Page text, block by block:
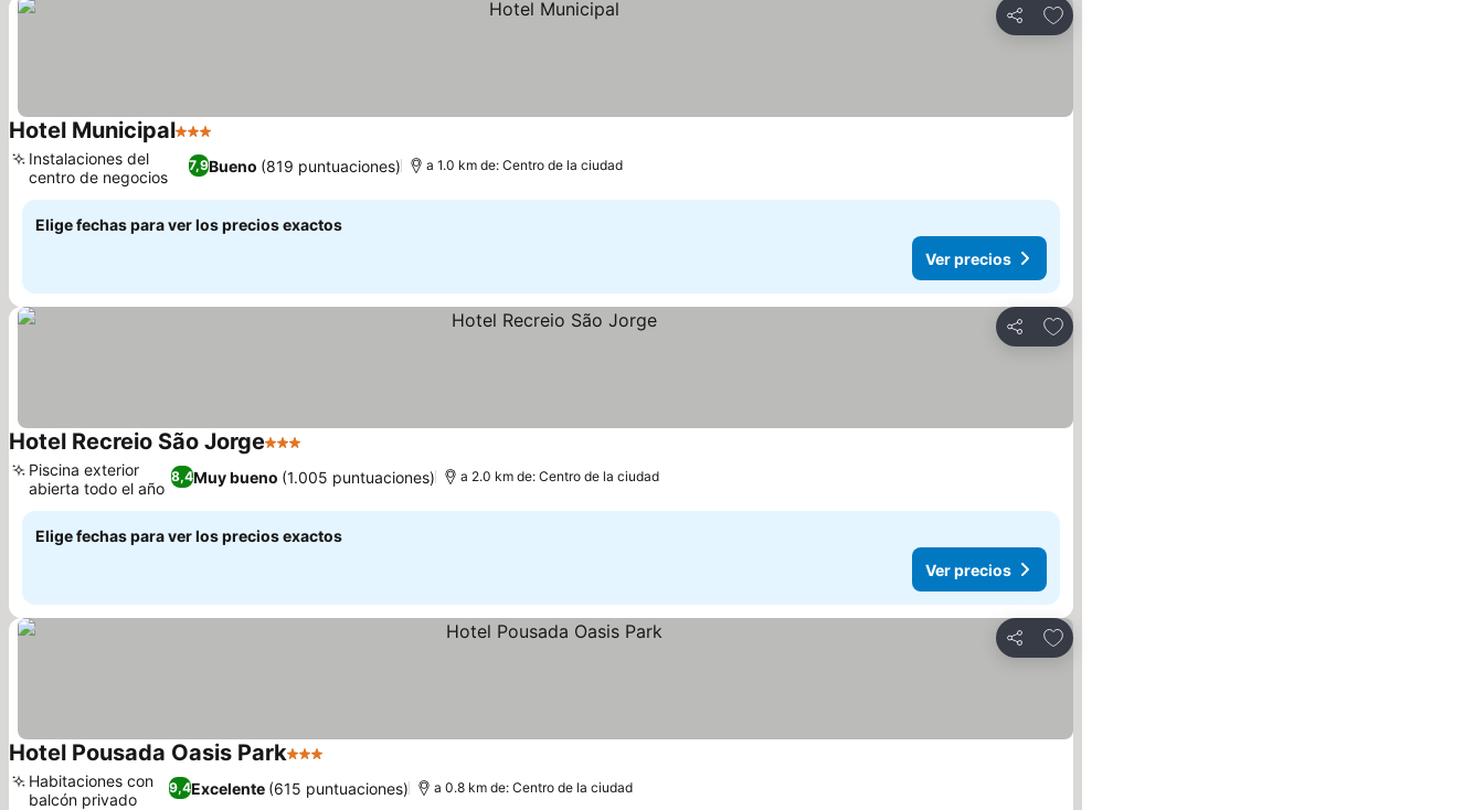
Compartir
Agregar a favoritos
Hotel Municipal3 Estrellas
7,9Bueno (819 puntuaciones)
Instalaciones del
centro de negocios
a 1.0 km de: Centro de la ciudad
Elige fechas para ver los precios exactos
Ver precios
Compartir
Agregar a favoritos
Hotel Recreio São Jorge3 Estrellas
8,4Muy bueno (1.005 puntuaciones)
Piscina exterior
abierta todo el año
a 2.0 km de: Centro de la ciudad
Elige fechas para ver los precios exactos
Ver precios
Compartir
Agregar a favoritos
Hotel Pousada Oasis Park3 Estrellas
9,4Excelente (615 puntuaciones)
Habitaciones con
balcón privado
a 0.8 km de: Centro de la ciudad